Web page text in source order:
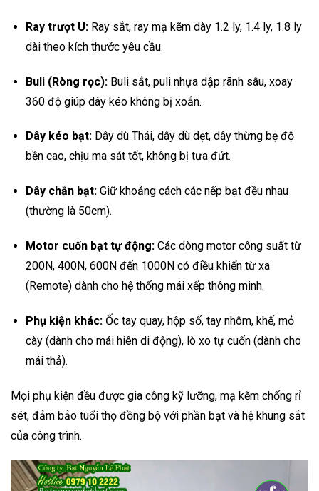
Ray trượt U:Ray sắt, ray mạ kẽm dày 1.2 ly, 1.4 ly, 1.8 ly
dài theo kích thước yêu cầu.
Buli (Ròng rọc):Buli sắt, puli nhựa dập rãnh sâu, xoay
360 độ giúp dây kéo không bị xoắn.
Dây kéo bạt:Dây dù Thái, dây dù dẹt, dây thừng bẹ độ
bền cao, chịu ma sát tốt, không bị tưa đứt.
Dây chắn bạt:Giữ khoảng cách các nếp bạt đều nhau
(thường là 50cm).
Motor cuốn bạt tự động:Các dòng motor công suất từ
200N, 400N, 600N đến 1000N có điều khiển từ xa
(Remote) dành cho hệ thống mái xếp thông minh.
Phụ kiện khác:Ốc tay quay, hộp số, tay nhôm, khế, mỏ
cày (dành cho mái hiên di động), lò xo tự cuốn (dành cho
mái thả).
Mọi phụ kiện đều được gia công kỹ lưỡng, mạ kẽm chống rỉ
sét, đảm bảo tuổi thọ đồng bộ với phần bạt và hệ khung sắt
của công trình.